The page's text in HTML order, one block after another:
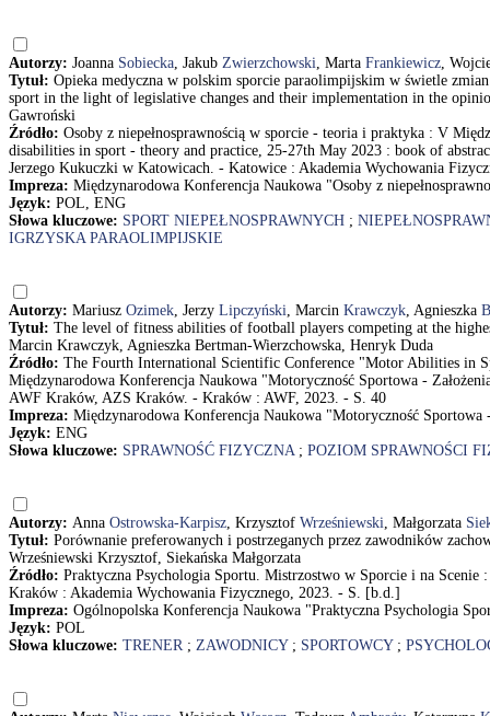
Autorzy: Joanna Sobiecka, Jakub Zwierzchowski, Marta Frankiewicz,
Tytuł: Opieka medyczna w polskim sporcie paraolimpijskim w świetle
sport in the light of legislative changes and their implementation in the
Gawroński
Źródło: Osoby z niepełnosprawnością w sporcie - teoria i praktyka : V
disabilities in sport - theory and practice, 25-27th May 2023 : book of
Jerzego Kukuczki w Katowicach. - Katowice : Akademia Wychowania
Impreza: Międzynarodowa Konferencja Naukowa "Osoby z
Język: POL, ENG
Słowa kluczowe: SPORT NIEPEŁNOSPRAWNYCH ;
IGRZYSKA PARAOLIMPIJSKIE
Autorzy: Mariusz Ozimek, Jerzy Lipczyński, Marcin Krawczyk, Agnieszka
Tytuł: The level of fitness abilities of football players competing at the
Marcin Krawczyk, Agnieszka Bertman-Wierzchowska, Henryk Duda
Źródło: The Fourth International Scientific Conference "Motor Abilities in
Międzynarodowa Konferencja Naukowa "Motoryczność Sportowa -
AWF Kraków, AZS Kraków. - Kraków : AWF, 2023. - S. 40
Impreza: Międzynarodowa Konferencja Naukowa "Motoryczność
Język: ENG
Słowa kluczowe: SPRAWNOŚĆ FIZYCZNA; POZIOM SPRAWNOŚCI
Autorzy: Anna Ostrowska-Karpisz, Krzysztof Wrześniewski, Małgorzata
Tytuł: Porównanie preferowanych i postrzeganych przez zawodników
Wrześniewski Krzysztof, Siekańska Małgorzata
Źródło: Praktyczna Psychologia Sportu. Mistrzostwo w Sporcie i na
Kraków : Akademia Wychowania Fizycznego, 2023. - S. [b.d.]
Impreza: Ogólnopolska Konferencja Naukowa "Praktyczna Psychologia
Język: POL
Słowa kluczowe: TRENER; ZAWODNICY; SPORTOWCY;